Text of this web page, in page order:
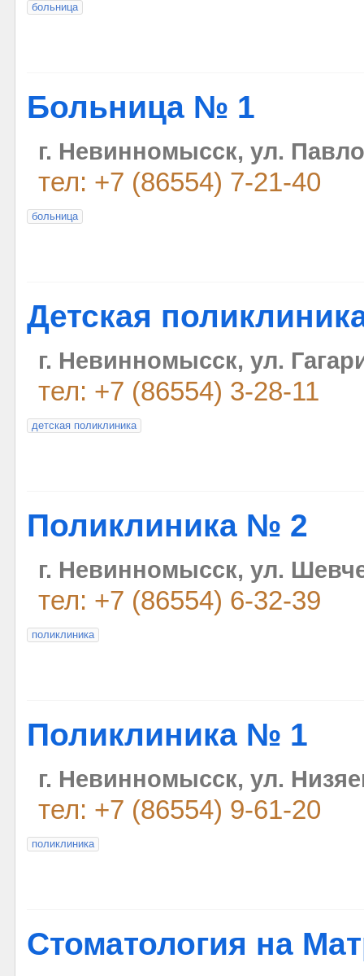
больница
Больница № 1
г. Невинномысск, ул.
тел: +7 (86554) 7-21-40
больница
Детская
г. Невинномысск, ул.
тел: +7 (86554) 3-28-11
детская поликлиника
Поликлиника № 2
г. Невинномысск, ул.
тел: +7 (86554) 6-32-39
поликлиника
Поликлиника № 1
г. Невинномысск, ул.
тел: +7 (86554) 9-61-20
поликлиника
Стоматология на